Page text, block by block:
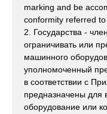
marking and be
conformity referred to
2. Государства -
ограничивать или
машинного
уполномоченный
в соответствии с
предназначены для
оборудование или